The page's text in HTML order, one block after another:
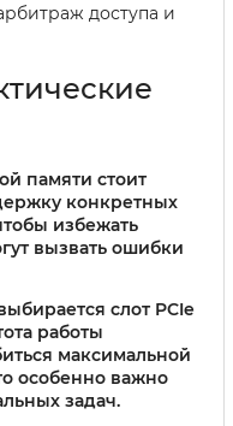
доступа и
памяти стоит
конкретных
избежать
вызвать ошибки
слот PCIe
работы
максимальной
особенно важно
задач.